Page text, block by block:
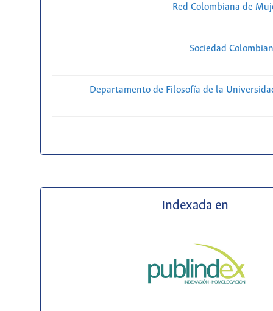
Red Colombiana de
Sociedad
Departamento de Filosofía de la
Indexada en